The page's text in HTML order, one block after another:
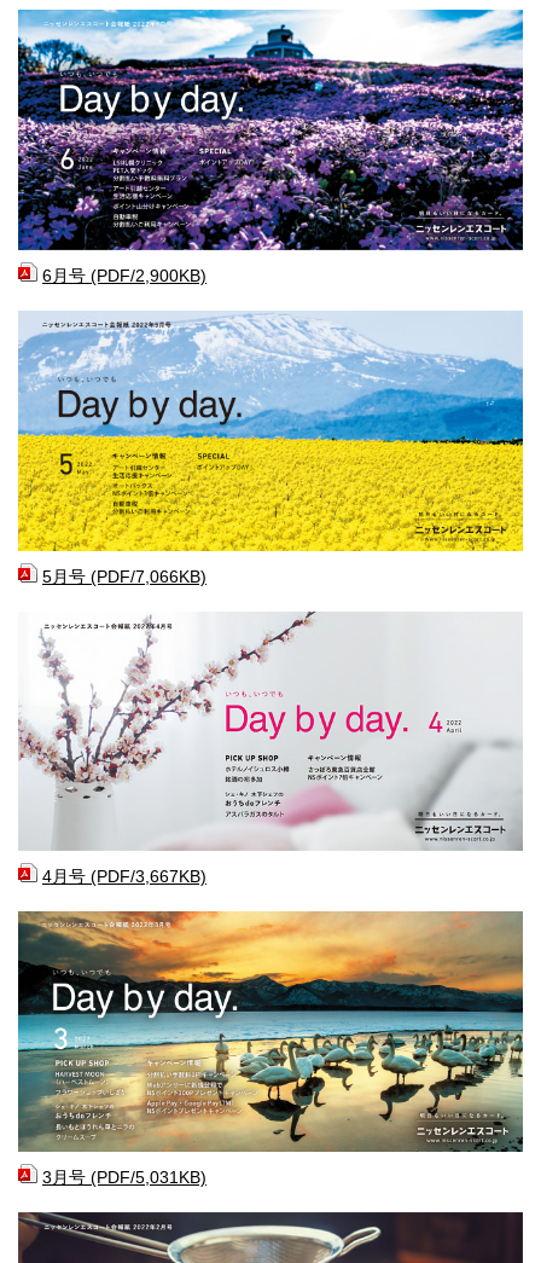
6月号 (PDF/2,900KB)
5月号 (PDF/7,066KB)
4月号 (PDF/3,667KB)
3月号 (PDF/5,031KB)